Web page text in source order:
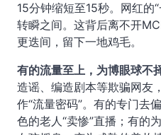
15分钟缩短至15秒。网红的
转瞬之间。这背后离不开
更迭间，留下一地鸡毛。
有的流量至上，为博眼球不
造谣、编造剧本等欺骗网友
作“流量密码”。有的专门去
色的老人“卖惨”直播；有的